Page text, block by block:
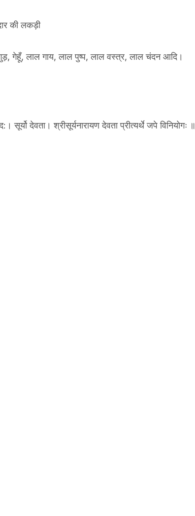
की लकड़ी
गुड़, गेहूँ, लाल गाय, लाल पुष्प, लाल वस्त्र, लाल चंदन आदि।
देवता। श्रीसूर्यनारायण देवता प्रीत्यर्थे जपे विनियोगः ॥